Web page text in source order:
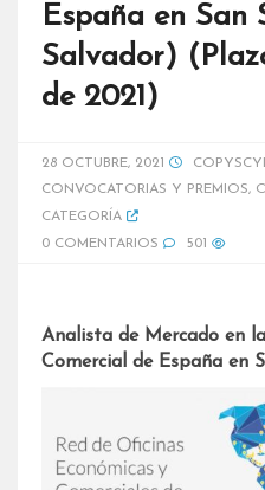
España en San
Salvador)
de 2021)
28 OCTUBRE, 2021
CONVOCATORIAS Y PREMIOS,
CATEGORÍA
0 COMENTARIOS
501
Analista de Mercado en
Comercial de España en